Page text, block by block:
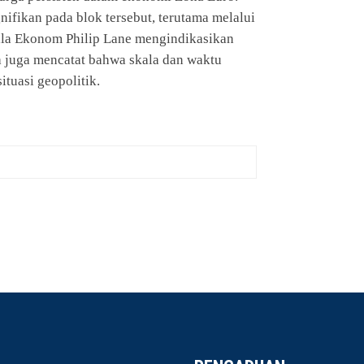
pada blok tersebut, terutama melalui
Ekonom Philip Lane mengindikasikan
mencatat bahwa skala dan waktu
geopolitik.